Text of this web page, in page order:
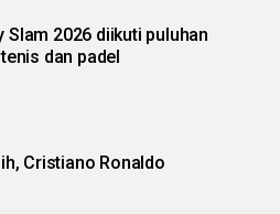
Slam 2026 diikuti puluhan
dan padel
Cristiano Ronaldo